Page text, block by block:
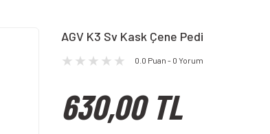
AGV K3 Sv Kask Çene Pedi
0.0 Puan - 0 Yorum
630,00 TL